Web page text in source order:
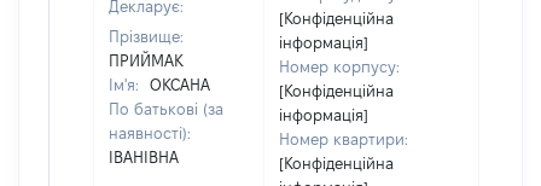
Декларує:
Прізвище:
ПРИЙМАК
Ім'я:
ОКСАНА
По батькові (за
наявності):
ІВАНІВНА
[Конфіденційна
інформація]
Номер корпусу:
[Конфіденційна
інформація]
Номер квартири:
[Конфіденційна